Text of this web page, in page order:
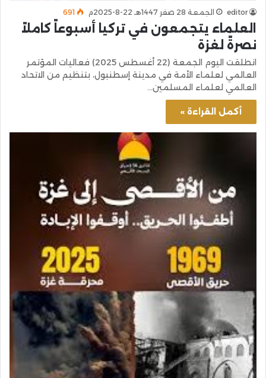
editor الجمعة 28 صفر 1447هـ 22-8-2025م 691
العلماء يتجمعون في تركيا أسبوعاً كاملاً
نصرةً لغزة
انطلقت اليوم الجمعة (22 أغسطس 2025) فعاليات المؤتمر
العالمي لعلماء الأمة في مدينة إسطنبول، بتنظيم من الاتحاد
العالمي لعلماء المسلمين…
أكمل القراءة »